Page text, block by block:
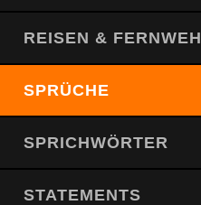
REISEN & FERNWEH
SPRÜCHE
SPRICHWÖRTER
STATEMENTS